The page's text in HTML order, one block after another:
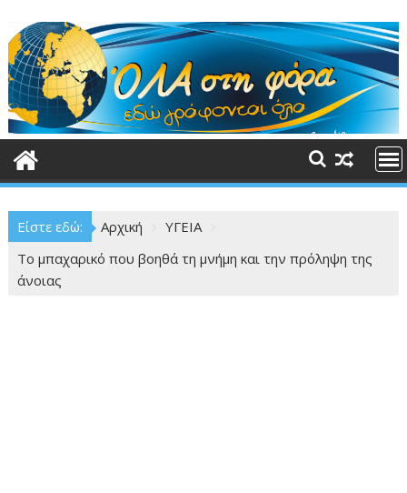
στο
περιεχόμενο
Είστε εδώ: Αρχική
ΥΓΕΙΑ
Το μπαχαρικό που βοηθά τη μνήμη και την πρόληψη της
άνοιας